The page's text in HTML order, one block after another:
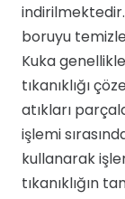
indirilmektedir.
boruyu
Kuka
tıkanıklığı
atıkları
işlemi
kullanarak
tıkanıklığın